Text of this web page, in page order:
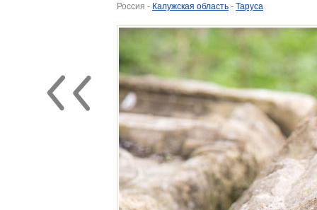
Россия - Калужская область - Таруса